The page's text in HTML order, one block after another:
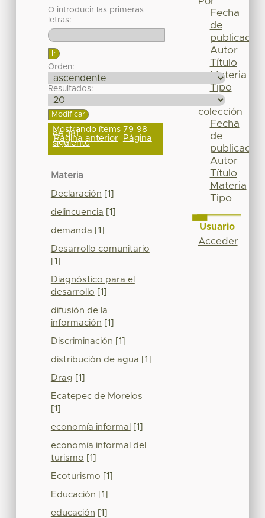
O introducir las primeras
letras:
Orden:
Resultados:
Mostrando ítems 79-98
de 381
Página anterior Página
siguiente
Materia
Declaración [1]
delincuencia [1]
demanda [1]
Desarrollo comunitario
[1]
Diagnóstico para el
desarrollo [1]
difusión de la
información [1]
Discriminación [1]
distribución de agua [1]
Drag [1]
Ecatepec de Morelos
[1]
economía informal [1]
economía informal del
turismo [1]
Ecoturismo [1]
Educación [1]
educación [1]
Fecha
de
publicación
Autor
Título
Materia
Tipo
colección
Fecha
de
publicación
Autor
Título
Materia
Tipo
Usuario
Acceder